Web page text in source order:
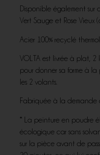
Disponible également
Vert Sauge et Rose Vieux
Acier 100% recyclé
VOLTA est livrée à plat,
pour donner sa forme à
les 2 volants.
Fabriquée à la demande
* La peinture en poudre
écologique car sans
sur la pièce avant de